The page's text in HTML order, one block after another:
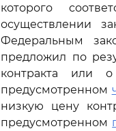
которого
осуществлении
Федеральным
предложил по
контракта или
предусмотренном
низкую цену
предусмотренном